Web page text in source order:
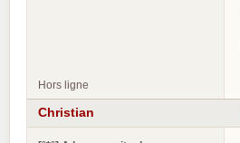
Hors ligne
Christian